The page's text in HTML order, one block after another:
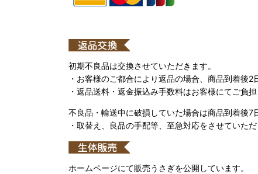
初期不良品は交換させていただきます。
・お客様のご都合により返品の場合、商品到着後2
・返品送料・返金振込み手数料はお客様にてご負担
不良品・輸送中に破損していた場合は商品到着後7
・取替え、良品の手配等、至急対応をさせていただ
ホームページにて販売うさぎを公開しています。